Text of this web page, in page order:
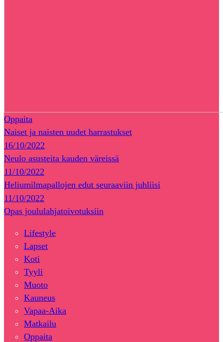
Oppaita
Naiset ja naisten uudet harrastukset
16/10/2022
Neulo asusteita kauden väreissä
11/10/2022
Heliumilmapallojen edut seuraaviin juhliisi
11/10/2022
Opas joululahjatoivotuksiin
Lifestyle
Lapset
Koti
Tyyli
Muoto
Kauneus
Vapaa-Aika
Matkailu
Oppaita